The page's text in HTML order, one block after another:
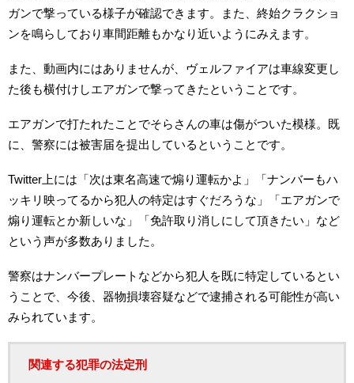
ガンで撃っている様子が確認できます。また、終始クラクショ
ンを鳴らしており車間距離もかなり近いようにみえます。
また、動画内にはありませんが、ヴェルファイアは車線変更し
た後も横付けしエアガンで撃ってきたということです。
エアガンで打たれたことでそらさんの車は傷がついた模様。既
に、警察には被害届を提出しているということです。
Twitter上には「次は東名高速で煽り運転かよ」「ナンバーもハ
ッキリ映ってるから犯人の特定はすぐだろうな」「エアガンで
煽り運転とか新しいな」「免許取り消しにして頂きたい」など
という声が多数ありました。
警察はナンバープレートなどから犯人を既に特定しているとい
うことで、今後、器物損壊容疑などで逮捕される可能性が高い
みられています。
関連する犯罪の法定刑